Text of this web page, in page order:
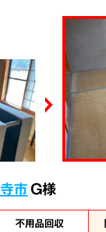
市G様
不用品回収